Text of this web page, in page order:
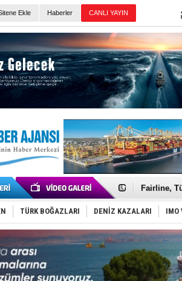
Ekle Haberler
Deniz
Fairline,
Baltık
Runit
Dünyanın
Türk
Hüseyin
Hat-San
Med
TÜRK BOĞAZLARI DENİZ KAZALARI IMO